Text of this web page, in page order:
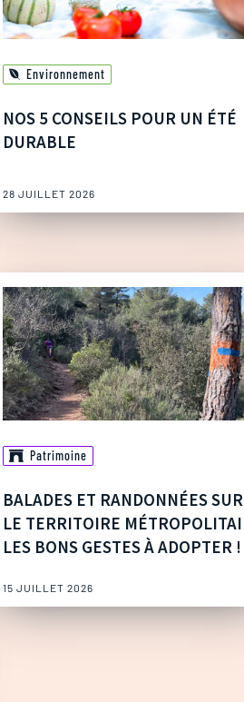
Environnement
NOS 5 CONSEILS POUR UN ÉTÉ
DURABLE
28 JUILLET 2026
Patrimoine
BALADES ET RANDONNÉES SUR
LE TERRITOIRE
LES BONS GESTES À ADOPTER !
15 JUILLET 2026